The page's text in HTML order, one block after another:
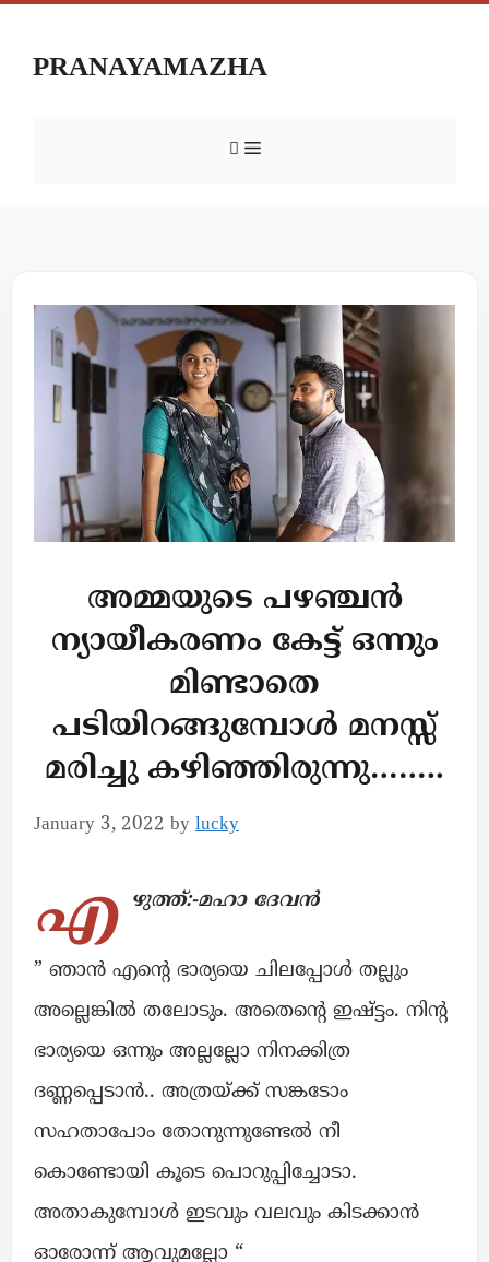
PRANAYAMAZHA
അമ്മയുടെ പഴഞ്ചൻ
ന്യായീകരണം കേട്ട് ഒന്നും
മിണ്ടാതെ
പടിയിറങ്ങുമ്പോൾ മനസ്സ്
മരിച്ചു കഴിഞ്ഞിരുന്നു……..
January 3, 2022 by lucky
എ ഴുത്ത്:-മഹാ ദേവൻ
” ഞാൻ എന്റെ ഭാര്യയെ ചിലപ്പോൾ തല്ലും
അല്ലെങ്കിൽ തലോടും. അതെന്റെ ഇഷ്ട്ടം. നിന്റ
ഭാര്യയെ ഒന്നും അല്ലല്ലോ നിനക്കിത്ര
ദണ്ണപ്പെടാൻ.. അത്രയ്ക്ക് സങ്കടോം
സഹതാപോം തോനുന്നുണ്ടേൽ നീ
കൊണ്ടോയി കൂടെ പൊറുപ്പിച്ചോടാ.
അതാകുമ്പോൾ ഇടവും വലവും കിടക്കാൻ
ഓരോന്ന് ആവുമല്ലോ “